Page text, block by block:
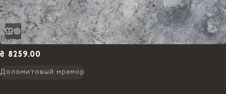
₴ 8259.00
Доломитовый мрамор